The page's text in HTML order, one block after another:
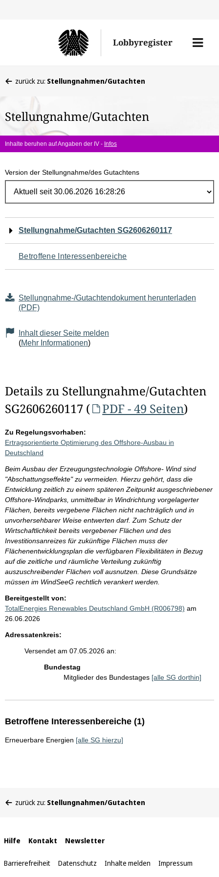
Lobbyregister
Menü
befinden
hier:
zurück zu: Stellungnahmen/Gutachten
Stellungnahme/Gutachten
Inhalte beruhen auf Angaben der IV - Infos
Version der Stellungnahme/des Gutachtens
Navigation
für
den
Seiteninhalt
Stellungnahme/Gutachten SG2606260117
Betroffene Interessenbereiche
Stellungnahme-/Gutachtendokument herunterladen
(PDF)
Inhalt dieser Seite melden
(Mehr Informationen)
Details zu Stellungnahme/Gutachten
SG2606260117 (
PDF - 49 Seiten)
Zu Regelungsvorhaben:
Ertragsorientierte Optimierung des Offshore-Ausbau in
Deutschland
Beim Ausbau der Erzeugungstechnologie Offshore- Wind sind
"Abschattungseffekte" zu vermeiden. Hierzu gehört, dass die
Entwicklung zeitlich zu einem späteren Zeitpunkt ausgeschriebener
Offshore-Windparks, unmittelbar in Windrichtung vorgelagerter
Flächen, bereits vergebene Flächen nicht nachträglich und in
unvorhersehbarer Weise entwerten darf. Zum Schutz der
Wirtschaftlichkeit bereits vergebener Flächen und des
Investitionsanreizes für zukünftige Flächen muss der
Flächenentwicklungsplan die verfügbaren Flexibilitäten in Bezug
auf die zeitliche und räumliche Verteilung zukünftig
auszuschreibender Flächen voll ausnutzen. Diese Grundsätze
müssen im WindSeeG rechtlich verankert werden.
Bereitgestellt von:
TotalEnergies Renewables Deutschland GmbH (R006798) am
26.06.2026
Adressatenkreis:
Versendet am 07.05.2026 an:
Bundestag
Mitglieder des Bundestages [alle SG dorthin]
Betroffene Interessenbereiche (1)
Erneuerbare Energien [alle SG hierzu]
befinden
zurück zu: Stellungnahmen/Gutachten
Interne
Links
Hilfe Kontakt Newsletter
Barrierefreiheit Datenschutz Inhalte melden Impressum